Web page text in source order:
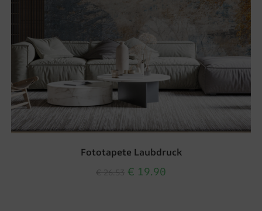
Fototapete Laubdruck
€ 19.90